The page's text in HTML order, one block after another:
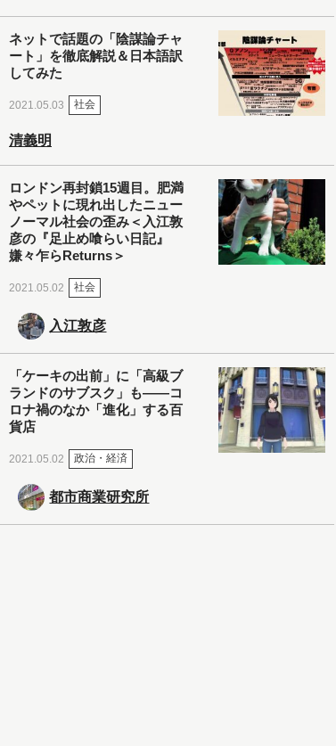
ネットで話題の「陰謀論チャ
ート」を徹底解説＆日本語訳
してみた
2021.05.03 社会
清義明
ロンドン再封鎖15週目。肥満
やペットに現れ出したニュー
ノーマル社会の歪み＜入江敦
彦の『足止め喰らい日記』
嫌々乍らReturns＞
2021.05.02 社会
入江敦彦
「ケーキの出前」に「高級ブ
ランドのサブスク」も――コ
ロナ禍のなか「進化」する百
貨店
2021.05.02 政治・経済
都市商業研究所